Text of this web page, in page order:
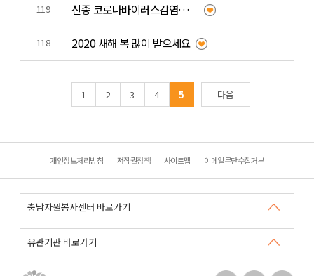
119 신종 코로나바이러스감염증 대비 및 예방행동수칙
118 2020 새해 복 많이 받으세요
1 2 3 4 5 다음
개인정보처리방침 저작권정책 사이트맵 이메일무단수집거부